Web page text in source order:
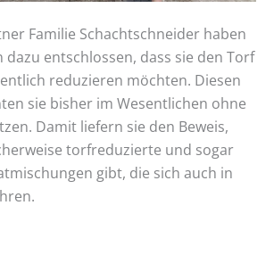
Familie Schachtschneider haben
dazu entschlossen, dass sie den Torf
reduzieren möchten. Diesen
sie bisher im Wesentlichen ohne
Damit liefern sie den Beweis,
torfreduzierte und sogar
gibt, die sich auch in